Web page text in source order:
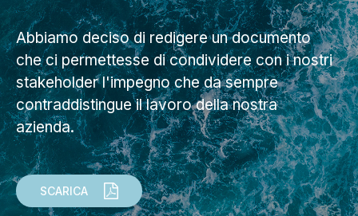
Abbiamo deciso di redigere un documento
che ci permettesse di condividere con i nostri
stakeholder l'impegno che da sempre
contraddistingue il lavoro della nostra
azienda.
SCARICA